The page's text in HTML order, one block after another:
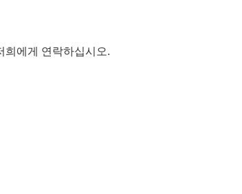
희에게 연락하십시오.